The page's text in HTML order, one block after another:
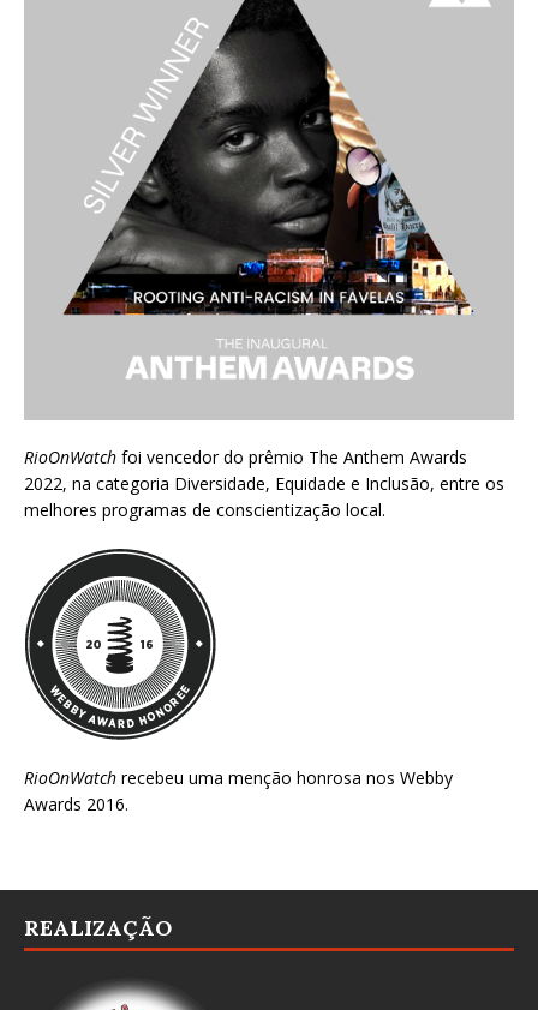
RioOnWatch foi vencedor do prêmio The Anthem Awards
2022, na categoria Diversidade, Equidade e Inclusão, entre os
melhores programas de conscientização local.
RioOnWatch recebeu uma menção honrosa nos Webby
Awards 2016.
REALIZAÇÃO